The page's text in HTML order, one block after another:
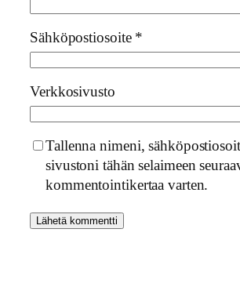
Sähköpostiosoite *
Verkkosivusto
Tallenna nimeni,
sivustoni tähän selaimeen
kommentointikertaa varten.